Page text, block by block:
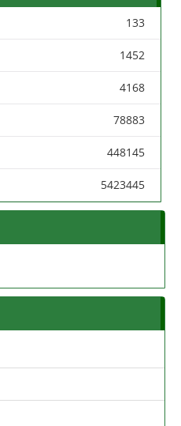
133
1452
4168
78883
448145
5423445